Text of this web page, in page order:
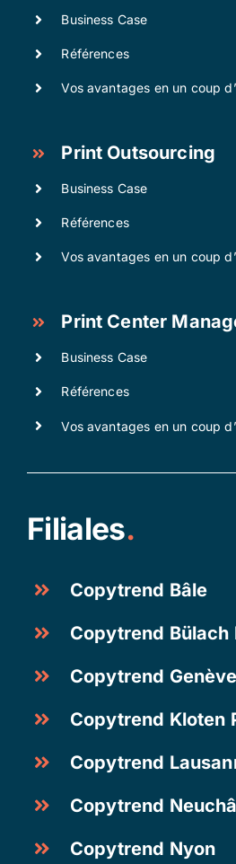
Business Case
Références
Vos avantages en un coup
Print Outsourcing
Business Case
Références
Vos avantages en un coup
Print Center
Business Case
Références
Vos avantages en un coup
Filiales.
Copytrend Bâle
Copytrend Bülach
Copytrend Genève
Copytrend Kloten
Copytrend
Copytrend
Copytrend Nyon